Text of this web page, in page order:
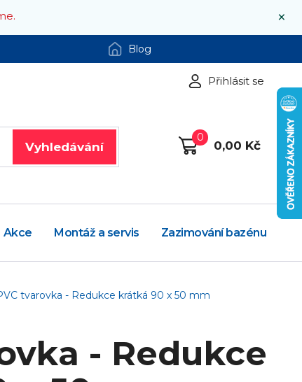
×
Blog
Přihlásit se
Vyhledávání
0
0,00 Kč
Akce Montáž a servis Zazimování bazénu
tvarovka - Redukce krátká 90 x 50 mm
- Redukce